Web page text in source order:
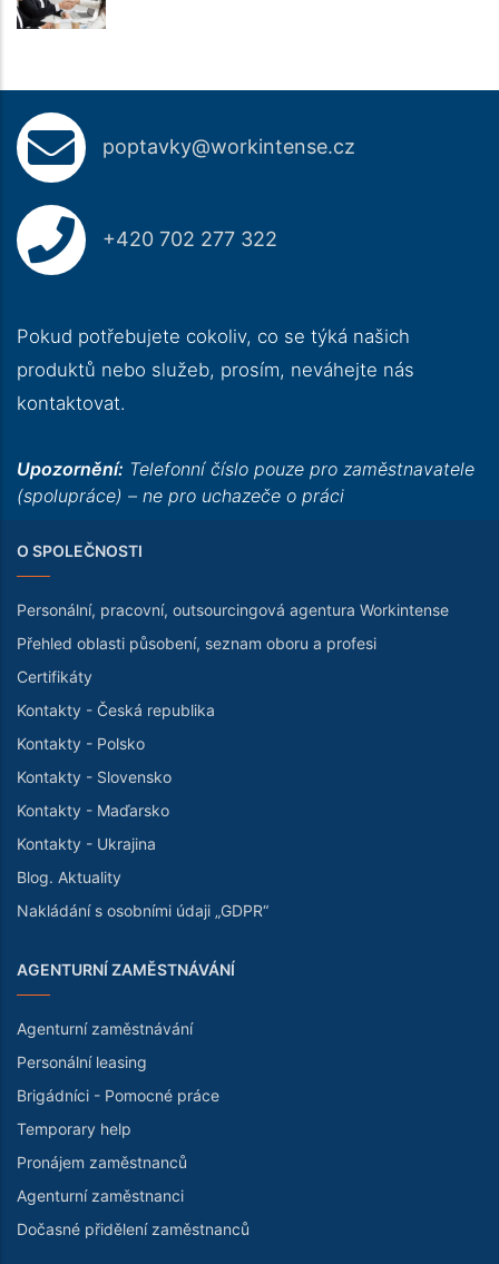
poptavky@workintense.cz
+420 702 277 322
Pokud potřebujete cokoliv, co se týká našich
produktů nebo služeb, prosím, neváhejte nás
kontaktovat.
Upozornění: Telefonní číslo pouze pro zaměstnavatele
(spolupráce) – ne pro uchazeče o práci
O SPOLEČNOSTI
Personální, pracovní, outsourcingová agentura Workintense
Přehled oblasti působení, seznam oboru a profesi
Certifikáty
Kontakty - Česká republika
Kontakty - Polsko
Kontakty - Slovensko
Kontakty - Maďarsko
Kontakty - Ukrajina
Blog. Aktuality
Nakládání s osobními údaji „GDPR“
AGENTURNÍ ZAMĚSTNÁVÁNÍ
Agenturní zaměstnávání
Personální leasing
Brigádníci - Pomocné práce
Temporary help
Pronájem zaměstnanců
Agenturní zaměstnanci
Dočasné přidělení zaměstnanců